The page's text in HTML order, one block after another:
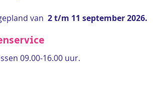
van 2 t/m 11 september 2026.
09.00-16.00 uur.